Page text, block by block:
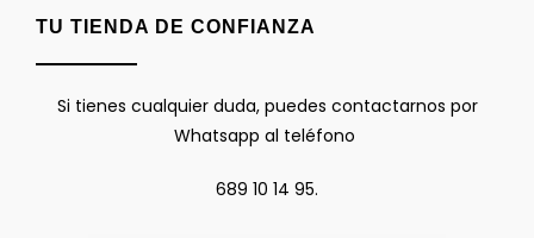
TU TIENDA DE CONFIANZA
Si tienes cualquier duda, puedes contactarnos por
Whatsapp al teléfono
689 10 14 95.